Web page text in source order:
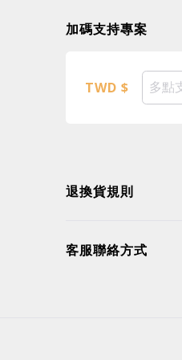
加碼支持專案
TWD $
退換貨規則
客服聯絡方式